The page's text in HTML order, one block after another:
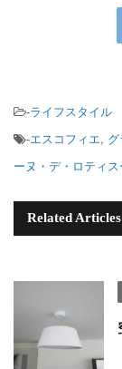
-ライフスタイル
-エスコフィエ,
ーヌ・デ・ロティ
Related Articles